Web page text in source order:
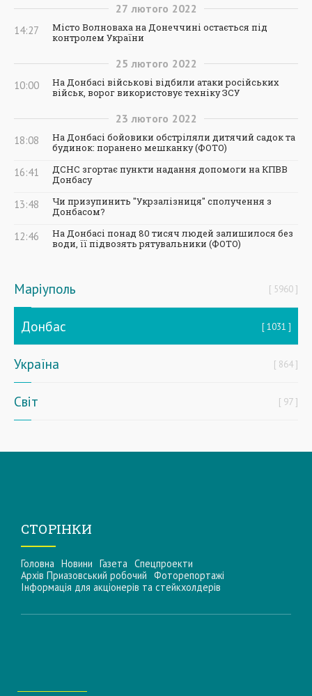
27 лютого 2022
14:27
Місто Волноваха на Донеччині остається під
контролем України
25 лютого 2022
10:00
На Донбасі військові відбили атаки російських
військ, ворог використовує техніку ЗСУ
23 лютого 2022
18:08
На Донбасі бойовики обстріляли дитячий садок та
будинок: поранено мешканку (ФОТО)
16:41
ДСНС згортає пункти надання допомоги на КПВВ
Донбасу
13:48
Чи призупинить "Укрзалізниця" сполучення з
Донбасом?
12:46
На Донбасі понад 80 тисяч людей залишилося без
води, її підвозять рятувальники (ФОТО)
Маріуполь 5960
Донбас 1031
Україна 864
Світ 97
СТОРІНКИ
Головна Новини Газета Спецпроекти
Архів Приазовський робочий Фоторепортажі
Інформацiя для акцiонерiв та стейкхолдерiв